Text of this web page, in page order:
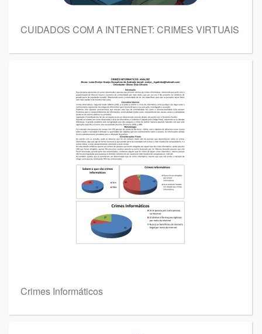
CUIDADOS COM A INTERNET: CRIMES VIRTUAIS
Crimes Informáticos